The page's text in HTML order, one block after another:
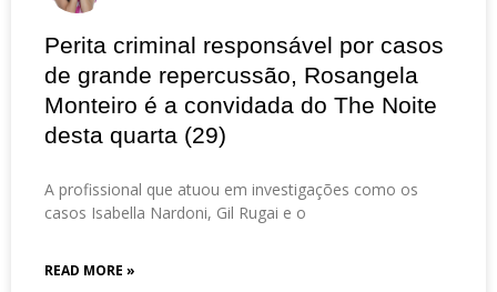
Perita criminal responsável por casos
de grande repercussão, Rosangela
Monteiro é a convidada do The Noite
desta quarta (29)
A profissional que atuou em investigações como os
casos Isabella Nardoni, Gil Rugai e o
READ MORE »